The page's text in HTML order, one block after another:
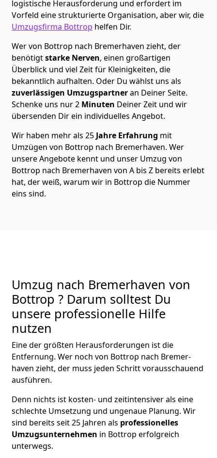
logistische Herausforderung und erfordert im
Vorfeld eine strukturierte Organisation, aber wir, die
Umzugsfirma Bottrop helfen Dir.
Wer von Bottrop nach Bremer­haven zieht, der
benötigtstarke Nerven, einen großartigen
Überblick und viel Zeit für Kleinigkeiten, die
bekanntlich aufhalten. Oder Du wählst uns als
zuverlässigen Umzugspartneran Deiner Seite.
Schenke uns nur2 Minuten Deiner Zeit und wir
übersenden Dir ein individuelles Angebot.
Wir haben mehr als 25 Jahre Erfahrung mit
Umzügen von Bottrop nach Bremer­haven. Wer
unsere Angebote kennt und unser Umzug von
Bottrop nach Bremer­haven von A bis Z bereits erlebt
hat, der weiß, warum wir in Bottrop die Nummer
eins sind.
Umzug nach Bremer­haven von
Bottrop ? Darum solltest Du
unsere professionelle Hilfe
nutzen
Eine der größten Herausforderungen ist die
Entfernung. Wer noch von Bottrop nach Bremer­
haven zieht, der muss jeden Schritt vorausschauend
ausführen.
Denn nichts ist kosten- und zeitintensiver als eine
schlechte Umsetzung und ungenaue Planung. Wir
sind bereits seit 25 Jahren als professionelles
Umzugsunternehmen in Bottrop erfolgreich
unterwegs.